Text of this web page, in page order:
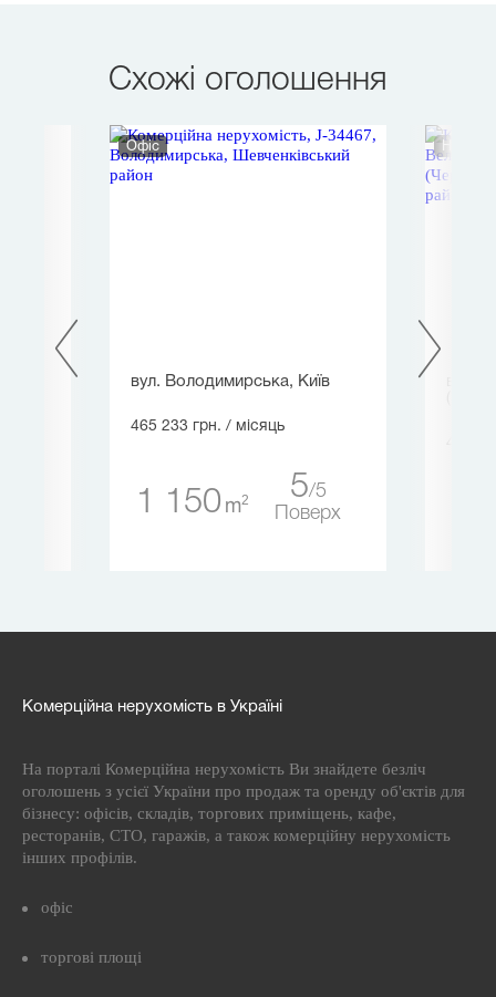
Схожі оголошення
Офіс
вул. Володимирська, Київ
465 233 грн. / місяць
1 150 m2 5 5
Поверх
Комерційна нерухомість в Україні
На порталі Комерційна нерухомість Ви знайдете безліч
оголошень з усієї України про продаж та оренду об'єктів для
бізнесу: офісів, складів, торгових приміщень, кафе,
ресторанів, СТО, гаражів, а також комерційну нерухомість
інших профілів.
офіс
торгові площі